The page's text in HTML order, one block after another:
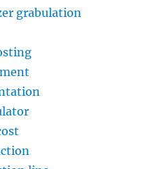
grabulation